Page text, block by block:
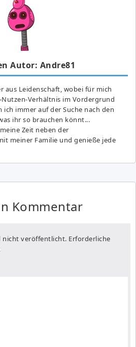
Autor: Andre81
aus Leidenschaft, wobei für mich
Verhältnis im Vordergrund
ich immer auf der Suche nach den
ihr so brauchen könnt...
Zeit neben der
meiner Familie und genieße jede
Kommentar
nicht veröffentlicht. Erforderliche